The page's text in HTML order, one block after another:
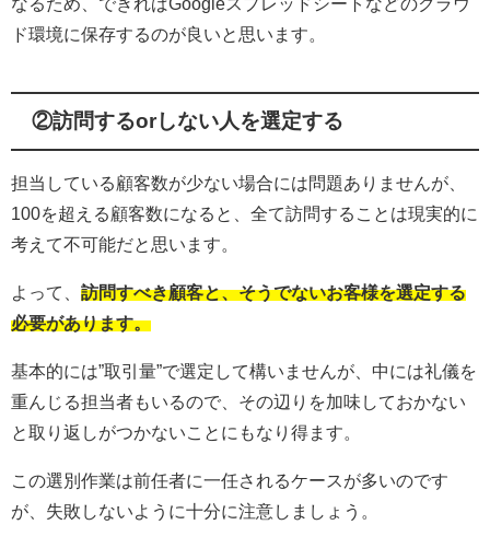
ド環境に保存するのが良いと思います。
②訪問するorしない人を選定する
担当している顧客数が少ない場合には問題ありませんが、
100を超える顧客数になると、全て訪問することは現実的に
考えて不可能だと思います。
よって、 訪問すべき顧客と、そうでないお客様を選定する
必要があります。
基本的には”取引量”で選定して構いませんが、中には礼儀を
重んじる担当者もいるので、その辺りを加味しておかない
と取り返しがつかないことにもなり得ます。
この選別作業は前任者に一任されるケースが多いのです
が、失敗しないように十分に注意しましょう。